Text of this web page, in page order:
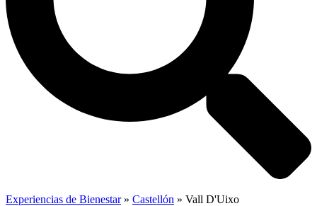
Experiencias de Bienestar» Castellón » Vall D'Uixo